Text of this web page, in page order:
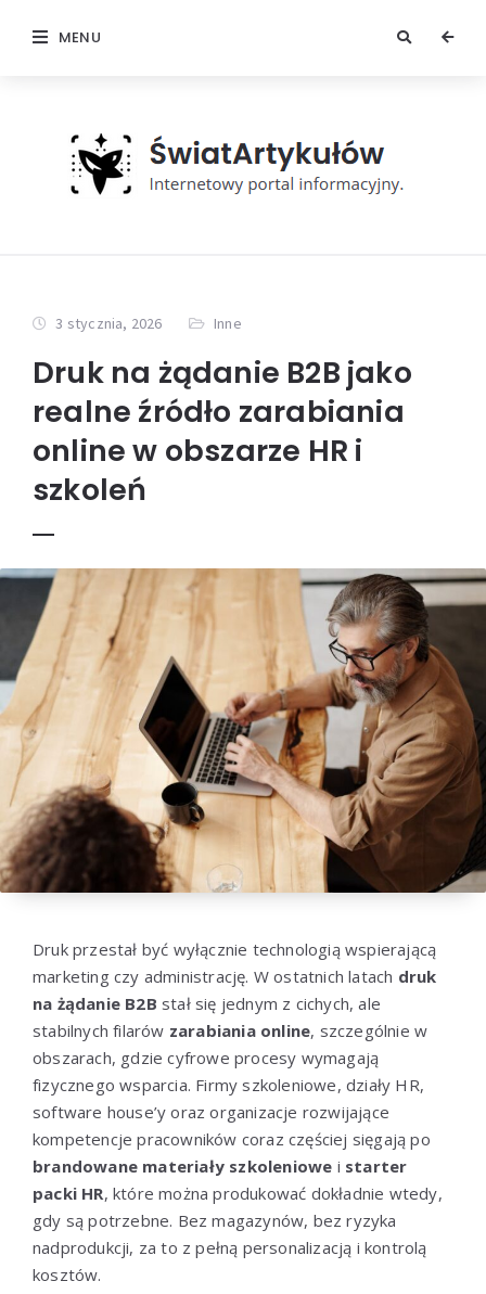
MENU
3 stycznia, 2026 Inne
Druk na żądanie B2B jako
realne źródło zarabiania
online w obszarze HR i
szkoleń
Druk przestał być wyłącznie technologią wspierającą
marketing czy administrację. W ostatnich latach druk
na żądanie B2B stał się jednym z cichych, ale
stabilnych filarów zarabiania online, szczególnie w
obszarach, gdzie cyfrowe procesy wymagają
fizycznego wsparcia. Firmy szkoleniowe, działy HR,
software house’y oraz organizacje rozwijające
kompetencje pracowników coraz częściej sięgają po
brandowane materiały szkoleniowe i starter
packi HR, które można produkować dokładnie wtedy,
gdy są potrzebne. Bez magazynów, bez ryzyka
nadprodukcji, za to z pełną personalizacją i kontrolą
kosztów.